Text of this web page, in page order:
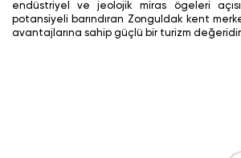
endüstriyel ve jeolojik miras ögeleri
potansiyeli barındıran Zonguldak kent
avantajlarına sahip güçlü bir turizm değeridir.